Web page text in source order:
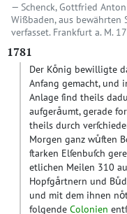
Schenck, Gottfried
Wißbaden, aus bewährten
verfasset. Frankfurt a. M.
1781
Der Koͤnig bewilligte
Anfang gemacht, und
Anlage ſind theils
aufgeraͤumt, gerade
theils durch
Morgen ganz wuͤſten
ſtarken Elſenbuſch
etlichen Meilen 310
Hopfgaͤrtnern und
und mit dem ihnen
folgende Colonien